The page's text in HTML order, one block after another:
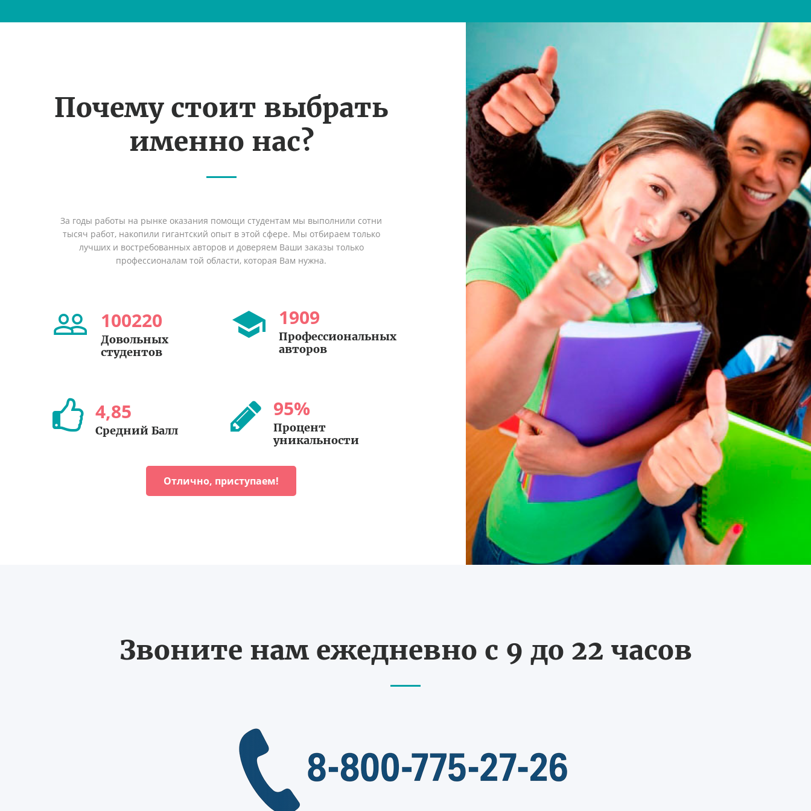
Почему стоит выбрать
именно нас?
За годы работы на рынке оказания помощи студентам мы выполнили сотни
тысяч работ, накопили гигантский опыт в этой сфере. Мы отбираем только
лучших и востребованных авторов и доверяем Ваши заказы только
профессионалам той области, которая Вам нужна.
100220
Довольных
студентов
1909
Профессиональных
авторов
4,85
Средний Балл
95%
Процент
уникальности
Отлично, приступаем!
Звоните нам ежедневно с 9 до 22 часов